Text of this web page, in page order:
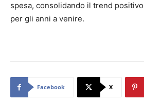
spesa, consolidando il trend
per gli anni a venire.
Facebook X